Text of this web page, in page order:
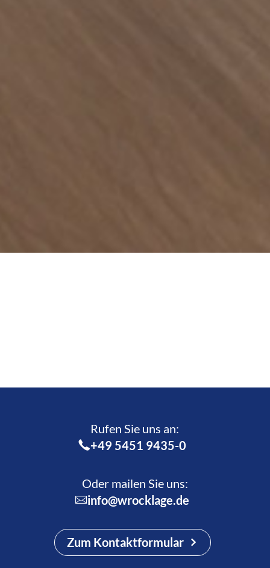
Rufen Sie uns an:­
+49 5451 9435-0
Oder mailen Sie uns:
info@wrocklage.de
Zum Kontaktformular